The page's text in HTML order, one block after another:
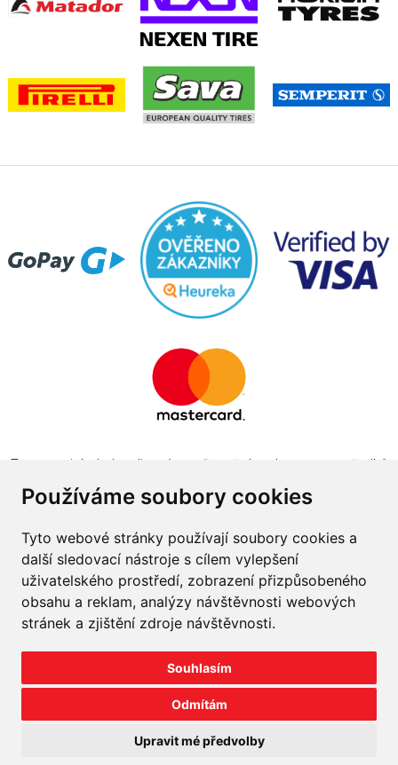
Používáme soubory cookies
Tyto webové stránky používají soubory cookies a
další sledovací nástroje s cílem vylepšení
uživatelského prostředí, zobrazení přizpůsobeného
obsahu a reklam, analýzy návštěvnosti webových
stránek a zjištění zdroje návštěvnosti.
Souhlasím
Odmítám
Upravit mé předvolby
Tento projekt byl realizován za finanční podpory z prostředků
obchodu v programu The Country for the Future
2026prodej-pneu.cz
Napište nám
Velkoobchod